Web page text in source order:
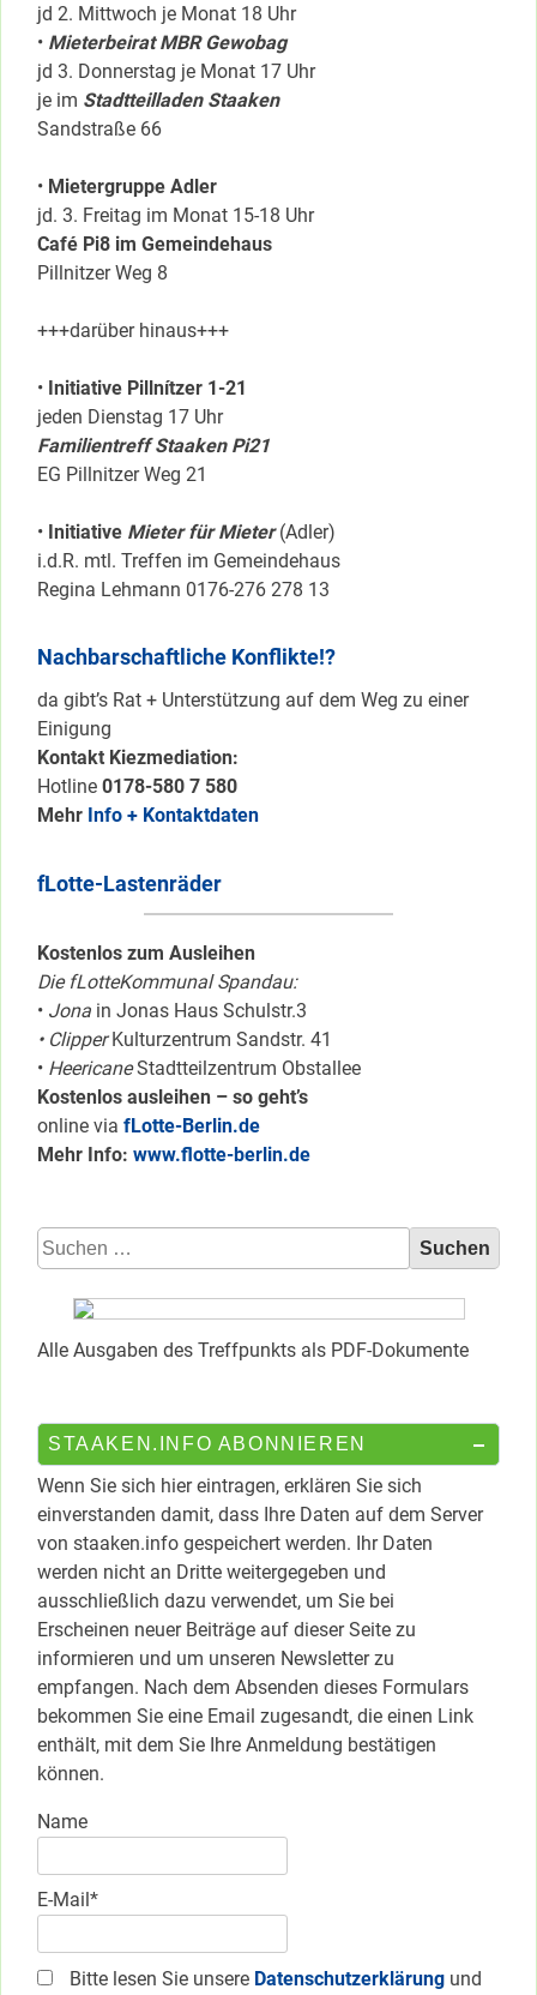
jd 2. Mittwoch je Monat 18 Uhr
• Mieterbeirat MBR Gewobag
jd 3. Donnerstag je Monat 17 Uhr
je im Stadtteilladen Staaken
Sandstraße 66
• Mietergruppe Adler
jd. 3. Freitag im Monat 15-18 Uhr
Café Pi8 im Gemeindehaus
Pillnitzer Weg 8
+++darüber hinaus+++
• Initiative Pillnítzer 1-21
jeden Dienstag 17 Uhr
Familientreff Staaken Pi21
EG Pillnitzer Weg 21
• Initiative Mieter für Mieter(Adler)
i.d.R. mtl. Treffen im Gemeindehaus
Regina Lehmann 0176-276 278 13
Nachbarschaftliche Konflikte!?
da gibt’s Rat + Unterstützung auf dem Weg zu einer
Einigung
Kontakt Kiezmediation:
Hotline 0178-580 7 580
Mehr Info + Kontaktdaten
fLotte-Lastenräder
Kostenlos zum Ausleihen
Die fLotteKommunal Spandau:
• Jona in Jonas Haus Schulstr.3
• ClipperKulturzentrum Sandstr. 41
• HeericaneStadtteilzentrum Obstallee
Kostenlos ausleihen – so geht’s
online via fLotte-Berlin.de
Mehr Info: www.flotte-berlin.de
Suchen
nach:
Alle Ausgaben des Treffpunkts als PDF-Dokumente
STAAKEN.INFO ABONNIEREN
Wenn Sie sich hier eintragen, erklären Sie sich
einverstanden damit, dass Ihre Daten auf dem Server
von staaken.info gespeichert werden. Ihr Daten
werden nicht an Dritte weitergegeben und
ausschließlich dazu verwendet, um Sie bei
Erscheinen neuer Beiträge auf dieser Seite zu
informieren und um unseren Newsletter zu
empfangen. Nach dem Absenden dieses Formulars
bekommen Sie eine Email zugesandt, die einen Link
enthält, mit dem Sie Ihre Anmeldung bestätigen
können.
Name
E-Mail*
Bitte lesen Sie unsere Datenschutzerklärung und